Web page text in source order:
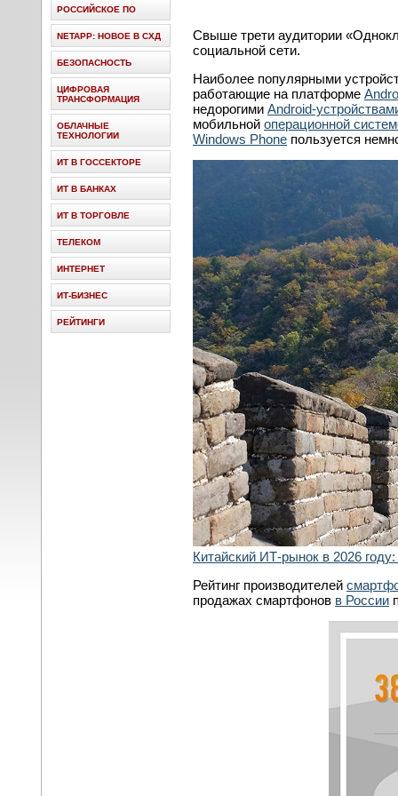
Cвыше трети аудитории
социальной сети.
Наиболее популярными
работающие на платформе
недорогими Android-
мобильной операционной
Windows Phone пользуется
Китайский ИТ-рынок в 2026
Рейтинг производителей
продажах смартфонов в России
РОССИЙСКОЕ ПО
NETAPP: НОВОЕ В СХД
БЕЗОПАСНОСТЬ
ЦИФРОВАЯ
ТРАНСФОРМАЦИЯ
ОБЛАЧНЫЕ
ТЕХНОЛОГИИ
ИТ В ГОССЕКТОРЕ
ИТ В БАНКАХ
ИТ В ТОРГОВЛЕ
ТЕЛЕКОМ
ИНТЕРНЕТ
ИТ-БИЗНЕС
РЕЙТИНГИ